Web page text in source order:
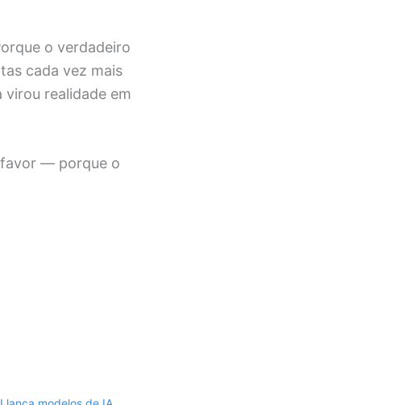
o verdadeiro
cada vez mais
realidade em
favor — porque o